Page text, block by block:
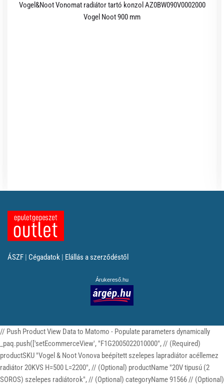
Vogel&Noot Vonomat radiátor tartó konzol AZ0BW090V0002000
Vogel Noot 900 mm
ÁSZF | Cégadatok | Elállás a szerződéstől
Árukereső.hu
// Push Product View Data to Matomo - Populate parameters dynamically
_paq.push(['setEcommerceView', "F1G2005022010000", // (Required)
productSKU "Vogel & Noot Vonova beépített szelepes lapradiátor acéllemez
radiátor 20KVS H=500 L=2200", // (Optional) productName "20V tipusú (2
SOROS) szelepes radiátorok", // (Optional) categoryName 91566 // (Optional)